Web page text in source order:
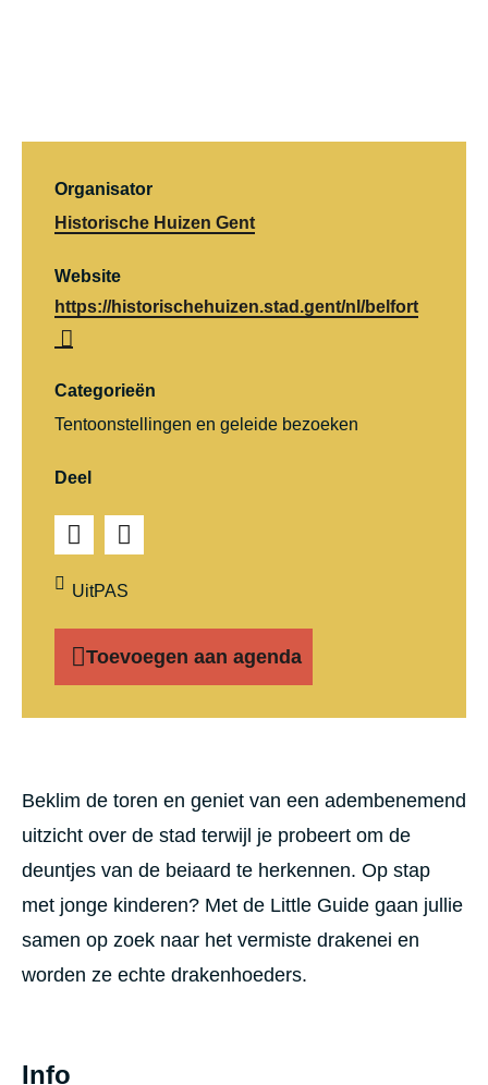
Organisator
Historische Huizen Gent
Website
https://historischehuizen.stad.gent/nl/belfort
Categorieën
Tentoonstellingen en geleide bezoeken
Deel
UitPAS
Toevoegen aan agenda
Beschrijving
Beklim de toren en geniet van een adembenemend
uitzicht over de stad terwijl je probeert om de
deuntjes van de beiaard te herkennen. Op stap
met jonge kinderen? Met de Little Guide gaan jullie
samen op zoek naar het vermiste drakenei en
worden ze echte drakenhoeders.
Info